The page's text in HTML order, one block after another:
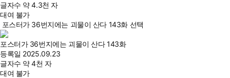
글자수 약 4.3천 자
대여 불가
포스터가 36번지에는 괴물이 산다 143화 선택
포스터가 36번지에는 괴물이 산다 143화
등록일 2025.09.23
글자수 약 4천 자
대여 불가